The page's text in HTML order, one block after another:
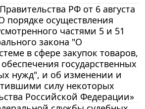
РФ от 6 августа
порядке осуществления
частями 5 и 51
закона "О
в сфере закупок товаров,
обеспечения государственных
нужд", и об изменении и
силу некоторых
Российской Федерации»